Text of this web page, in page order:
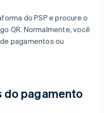
do PSP e procure o
QR. Normalmente, você
pagamentos ou
do pagamento